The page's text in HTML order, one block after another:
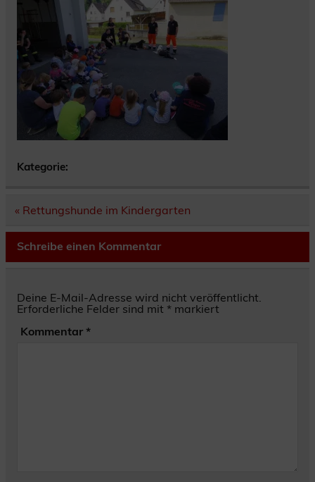
Kategorie:
Beitragsnavigation
« Rettungshunde im Kindergarten
Schreibe einen Kommentar
Deine E-Mail-Adresse wird nicht veröffentlicht.
Erforderliche Felder sind mit * markiert
Kommentar *